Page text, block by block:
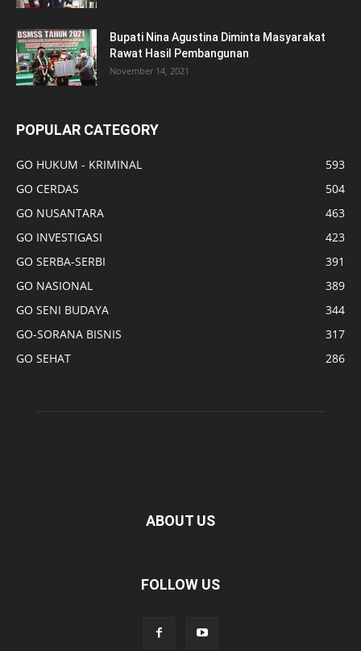
Bupati Nina Agustina Diminta Masyarakat
Rawat Hasil Pembangunan
November 14, 2021
POPULAR CATEGORY
GO HUKUM - KRIMINAL
593
GO CERDAS
504
GO NUSANTARA
463
GO INVESTIGASI
423
GO SERBA-SERBI
391
GO NASIONAL
389
GO SENI BUDAYA
344
GO-SORANA BISNIS
317
GO SEHAT
286
ABOUT US
FOLLOW US